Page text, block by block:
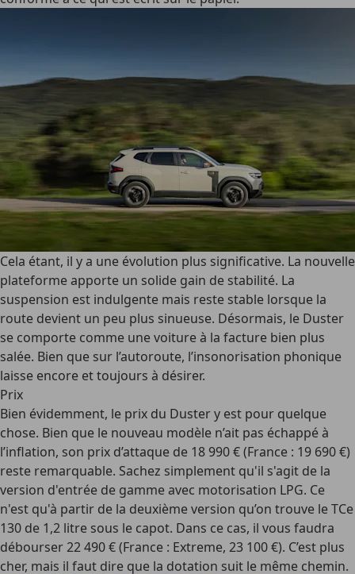
Cela étant, il y a une évolution plus significative. La nouvelle
plateforme apporte un solide gain de stabilité. La
suspension est indulgente mais reste stable lorsque la
route devient un peu plus sinueuse. Désormais, le Duster
se comporte comme une voiture à la facture bien plus
salée. Bien que sur l’autoroute, l’insonorisation phonique
laisse encore et toujours à désirer.
Prix
Bien évidemment, le prix du Duster y est pour quelque
chose. Bien que le nouveau modèle n’ait pas échappé à
l’inflation, son prix d’attaque de 18 990 € (France : 19 690 €)
reste remarquable. Sachez simplement qu'il s'agit de la
version d'entrée de gamme avec motorisation LPG. Ce
n'est qu'à partir de la deuxième version qu’on trouve le TCe
130 de 1,2 litre sous le capot. Dans ce cas, il vous faudra
débourser 22 490 € (France : Extreme, 23 100 €). C’est plus
cher, mais il faut dire que la dotation suit le même chemin.